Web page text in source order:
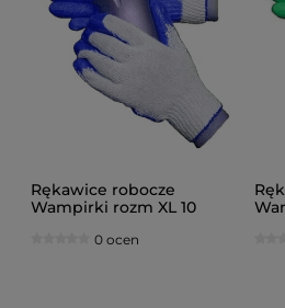
Rękawice robocze
Wampirki rozm XL 10
DOSTAWA GRATIS
0 ocen